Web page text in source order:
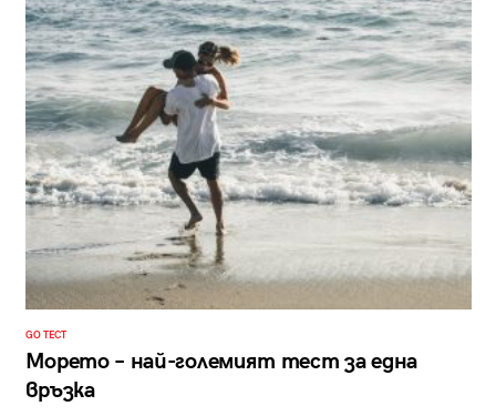
GO ТЕСТ
Морето – най-големият тест за една
връзка